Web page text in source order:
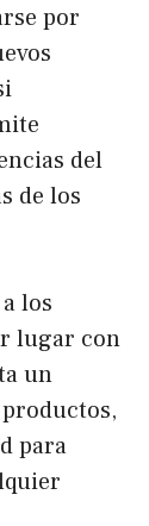
por
del
de los
los
lugar con
un
para